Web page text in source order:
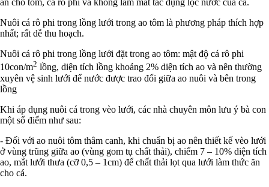
ăn cho tôm, cá rô phi và không làm mất tác dụng lọc nước của cá.
Nuôi cá rô phi trong lồng lưới trong ao tôm là phương pháp thích hợp
nhất; rất dễ thu hoạch.
Nuôi cá rô phi trong lồng lưới đặt trong ao tôm: mật độ cá rô phi
10con/m2 lồng, diện tích lồng khoảng 2% diện tích ao và nên thường
xuyên vệ sinh lưới để nước được trao đổi giữa ao nuôi và bên trong
lồng
Khi áp dụng nuôi cá trong vèo lưới, các nhà chuyên môn lưu ý bà con
một số điểm như sau:
- Đối với ao nuôi tôm thâm canh, khi chuẩn bị ao nên thiết kế vèo lưới
ở vùng trũng giữa ao (vùng gom tụ chất thải), chiếm 7 – 10% diện tích
ao, mắt lưới thưa (cỡ 0,5 – 1cm) để chất thải lọt qua lưới làm thức ăn
cho cá.